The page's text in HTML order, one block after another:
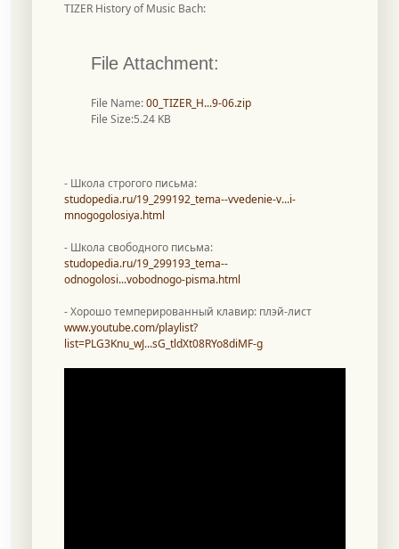
TIZER History of Music Bach:
File Attachment:
File Name:00_TIZER_H...9-06.zip
File Size:5.24 KB
- Школа строгого письма:
studopedia.ru/19_299192_tema--vvedenie-v...i-
mnogogolosiya.html
- Школа свободного письма:
studopedia.ru/19_299193_tema--
odnogolosi...vobodnogo-pisma.html
- Хорошо темперированный клавир: плэй-лист
www.youtube.com/playlist?
list=PLG3Knu_wJ...sG_tldXt08RYo8diMF-g